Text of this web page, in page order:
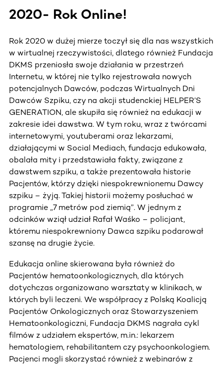
2020- Rok Online!
Rok 2020 w dużej mierze toczył się dla nas wszystkich
w wirtualnej rzeczywistości, dlatego również Fundacja
DKMS przeniosła swoje działania w przestrzeń
Internetu, w której nie tylko rejestrowała nowych
potencjalnych Dawców, podczas Wirtualnych Dni
Dawców Szpiku, czy na akcji studenckiej HELPER’S
GENERATION, ale skupiła się również na edukacji w
zakresie idei dawstwa. W tym roku, wraz z twórcami
internetowymi, youtuberami oraz lekarzami,
działającymi w Social Mediach, fundacja edukowała,
obalała mity i przedstawiała fakty, związane z
dawstwem szpiku, a także prezentowała historie
Pacjentów, którzy dzięki niespokrewnionemu Dawcy
szpiku – żyją. Takiej historii możemy posłuchać w
programie „7 metrów pod ziemią”. W jednym z
odcinków wziął udział Rafał Waśko – policjant,
któremu niespokrewniony Dawca szpiku podarował
szansę na drugie życie.
Edukacja online skierowana była również do
Pacjentów hematoonkologicznych, dla których
dotychczas organizowano warsztaty w klinikach, w
których byli leczeni. We współpracy z Polską Koalicją
Pacjentów Onkologicznych oraz Stowarzyszeniem
Hematoonkologiczni, Fundacja DKMS nagrała cykl
filmów z udziałem ekspertów, m.in.: lekarzem
hematologiem, rehabilitantem czy psychoonkologiem.
Pacjenci mogli skorzystać również z webinarów z